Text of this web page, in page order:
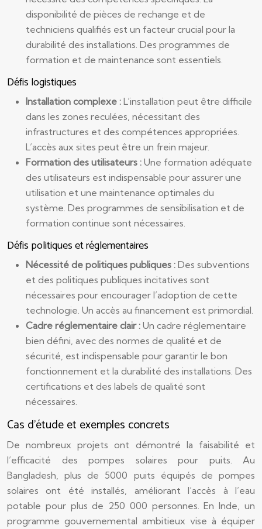
disponibilité de pièces de rechange et de
techniciens qualifiés est un facteur crucial pour la
durabilité des installations. Des programmes de
formation et de maintenance sont essentiels.
Défis logistiques
Installation complexe : L’installation peut être difficile
dans les zones reculées, nécessitant des
infrastructures et des compétences appropriées.
L’accès aux sites peut être un frein majeur.
Formation des utilisateurs : Une formation adéquate
des utilisateurs est indispensable pour assurer une
utilisation et une maintenance optimales du
système. Des programmes de sensibilisation et de
formation continue sont nécessaires.
Défis politiques et réglementaires
Nécessité de politiques publiques : Des subventions
et des politiques publiques incitatives sont
nécessaires pour encourager l’adoption de cette
technologie. Un accès au financement est primordial.
Cadre réglementaire clair : Un cadre réglementaire
bien défini, avec des normes de qualité et de
sécurité, est indispensable pour garantir le bon
fonctionnement et la durabilité des installations. Des
certifications et des labels de qualité sont
nécessaires.
Cas d’étude et exemples concrets
De nombreux projets ont démontré la faisabilité et
l’efficacité des pompes solaires pour puits. Au
Bangladesh, plus de 5000 puits équipés de pompes
solaires ont été installés, améliorant l’accès à l’eau
potable pour plus de 250 000 personnes. En Inde, un
programme gouvernemental ambitieux vise à équiper